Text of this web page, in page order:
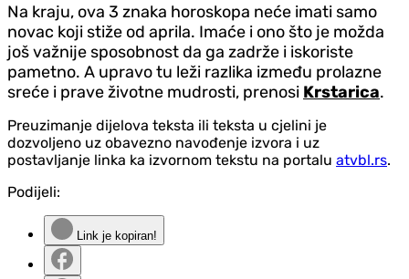
Na kraju, ova 3 znaka horoskopa neće imati samo
novac koji stiže od aprila. Imaće i ono što je možda
još važnije sposobnost da ga zadrže i iskoriste
pametno. A upravo tu leži razlika između prolazne
sreće i prave životne mudrosti, prenosi Krstarica.
Preuzimanje dijelova teksta ili teksta u cjelini je
dozvoljeno uz obavezno navođenje izvora i uz
postavljanje linka ka izvornom tekstu na portalu atvbl.rs.
Podijeli:
Link je kopiran!